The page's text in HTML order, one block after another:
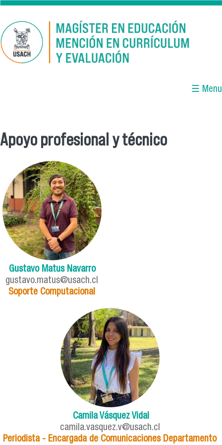
Pasar al contenido principal
☰ Menu
Se encuentra usted aquí
Apoyo profesional y técnico
Gustavo Matus Navarro
gustavo.matus@usach.cl
Soporte Computacional
Camila Vásquez Vidal
camila.vasquez.v@usach.cl
Periodista - Encargada de Comunicaciones Departamento